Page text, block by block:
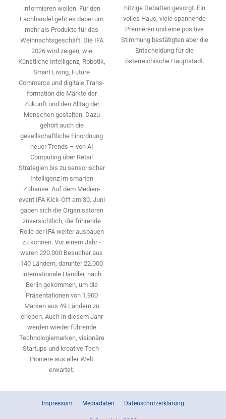
informieren wollen. Für den
Fachhandel geht es dabei um
mehr als Produkte für das
Weihnachtsgeschäft: Die IFA
2026 wird ­zeigen, wie
Künstliche Intelligenz, Robotik,
Smart Living, Future
Commerce und digitale Trans­
formation die Märkte der
Zukunft und den Alltag der
Menschen gestalten. Dazu
gehört auch die
gesellschaftliche Einordnung
neuer Trends – von AI
Computing über Retail
Strategien bis zu sensorischer
Intelligenz im smarten
Zuhause. Auf dem Medien­
event IFA Kick-Off am 30. Juni
gaben sich die Organisatoren
zuversichtlich, die führende
Rolle der IFA weiter ausbauen
zu können. Vor einem Jahr ­
waren 220.000 Besucher aus
140 ­Ländern, ­darunter 22.000
internationale Händler, nach
Berlin gekommen, um die
Präsen­tationen von 1.900
Marken aus 49 Ländern zu
erleben. Auch in diesem Jahr
werden wieder führende
Technologiemarken, visionäre
Startups und ­kreative Tech-
Pioniere aus aller Welt
erwartet.
hitzige Debatten gesorgt. Ein
volles Haus, viele spannende
Premieren und eine positive
Stimmung bestätigten aber die
Entscheidung für die
österreichische Hauptstadt.
Impressum Mediadaten Datenschutzerklärung